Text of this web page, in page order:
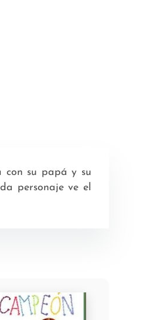
con su papá y su
personaje ve el